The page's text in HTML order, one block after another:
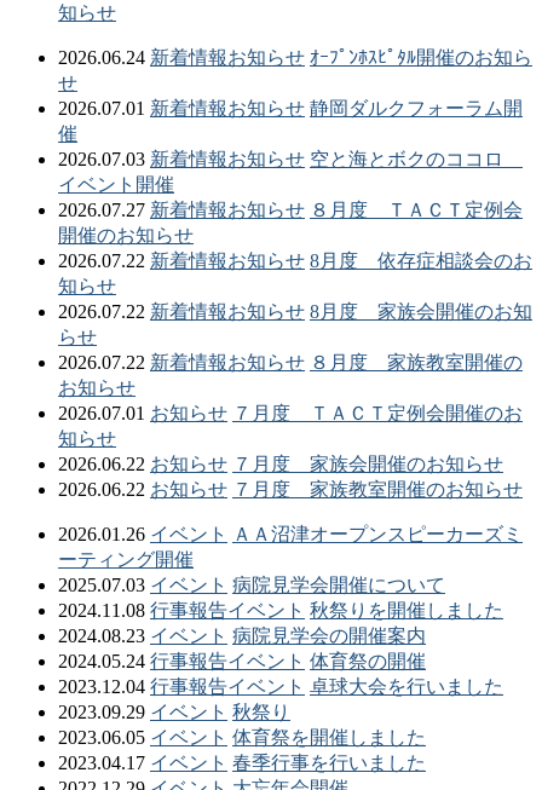
知らせ
2026.06.24 新着情報お知らせ ｵｰﾌﾟﾝﾎｽﾋﾟﾀﾙ開催のお知ら
せ
2026.07.01 新着情報お知らせ 静岡ダルクフォーラム開
催
2026.07.03 新着情報お知らせ 空と海とボクのココロ
イベント開催
2026.07.27 新着情報お知らせ ８月度 ＴＡＣＴ定例会
開催のお知らせ
2026.07.22 新着情報お知らせ 8月度 依存症相談会のお
知らせ
2026.07.22 新着情報お知らせ 8月度 家族会開催のお知
らせ
2026.07.22 新着情報お知らせ ８月度 家族教室開催の
お知らせ
2026.07.01 お知らせ ７月度 ＴＡＣＴ定例会開催のお
知らせ
2026.06.22 お知らせ ７月度 家族会開催のお知らせ
2026.06.22 お知らせ ７月度 家族教室開催のお知らせ
2026.01.26 イベント
ＡＡ沼津オープンスピーカーズミ
ーティング開催
2025.07.03 イベント 病院見学会開催について
2024.11.08 行事報告イベント 秋祭りを開催しました
2024.08.23 イベント 病院見学会の開催案内
2024.05.24 行事報告イベント 体育祭の開催
2023.12.04 行事報告イベント 卓球大会を行いました
2023.09.29 イベント 秋祭り
2023.06.05 イベント 体育祭を開催しました
2023.04.17 イベント 春季行事を行いました